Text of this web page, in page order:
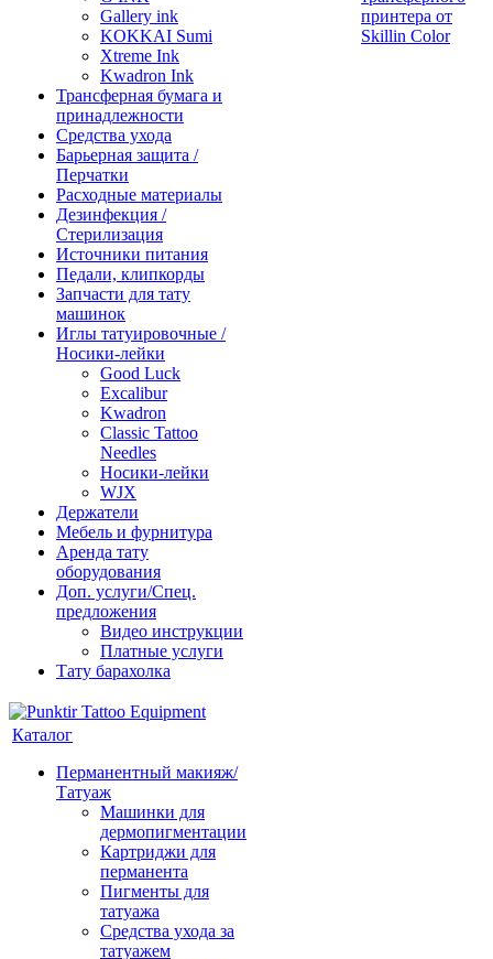
Gallery ink
KOKKAI Sumi
Xtreme Ink
Kwadron Ink
Трансферная бумага и
принадлежности
Средства ухода
Барьерная защита /
Перчатки
Расходные материалы
Дезинфекция /
Стерилизация
Источники питания
Педали, клипкорды
Запчасти для тату
машинок
Иглы татуировочные /
Носики-лейки
Good Luck
Excalibur
Kwadron
Classic Tattoo
Needles
Носики-лейки
WJX
Держатели
Мебель и фурнитура
Аренда тату
оборудования
Доп. услуги/Спец.
предложения
Видео инструкции
Платные услуги
Тату барахолка
принтера от
Skillin Color
Каталог
Перманентный макияж/
Татуаж
Машинки для
дермопигментации
Картриджи для
перманента
Пигменты для
татуажа
Средства ухода за
татуажем